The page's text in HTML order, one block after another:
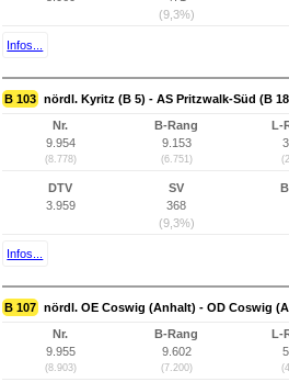
(9,3%)
Infos...
B 103 nördl. Kyritz (B 5) - AS Pritzwalk-Süd (B
Nr.
9.954
(8.778)
B-Rang
9.153
(6.751)
L-
DTV
3.959
SV
368
(9,3%)
Infos...
B 107 nördl. OE Coswig (Anhalt) - OD Coswig
Nr.
9.955
(8.903)
B-Rang
9.602
(7.200)
L-